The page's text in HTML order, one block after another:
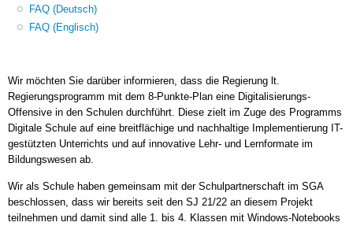
FAQ (Deutsch)
FAQ (Englisch)
Wir möchten Sie darüber informieren, dass die Regierung lt.
Regierungsprogramm mit dem 8-Punkte-Plan eine Digitalisierungs-
Offensive in den Schulen durchführt. Diese zielt im Zuge des Programms
Digitale Schule auf eine breitflächige und nachhaltige Implementierung IT-
gestützten Unterrichts und auf innovative Lehr- und Lernformate im
Bildungswesen ab.
Wir als Schule haben gemeinsam mit der Schulpartnerschaft im SGA
beschlossen, dass wir bereits seit den SJ 21/22 an diesem Projekt
teilnehmen und damit sind alle 1. bis 4. Klassen mit Windows-Notebooks